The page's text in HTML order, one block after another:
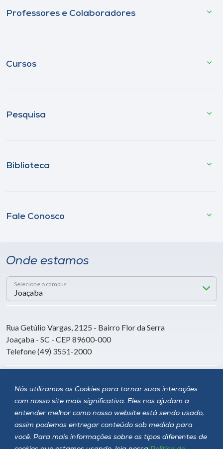
Nós utilizamos os Cookies para tornar suas interações
com nosso site mais significativa. Eles nos ajudam a
entender melhor como nosso website está sendo usado,
assim podemos entregar conteúdo sob medida para
você. Para mais informações sobre os tipos diferentes de
Professores e Colaboradores
Cursos
Pesquisa
Biblioteca
Fale Conosco
Onde estamos
Selecione o campus
Rua Getúlio Vargas, 2125 - Bairro Flor da Serra
Joaçaba - SC - CEP 89600-000
Telefone (49) 3551-2000
Siga a Unoesc